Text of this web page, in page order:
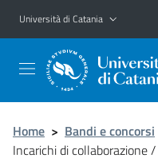
Vai al contenuto principale
Vai al menu di navigazione
Università di Catania
Home > Bandi e concorsi
Incarichi di collaborazione